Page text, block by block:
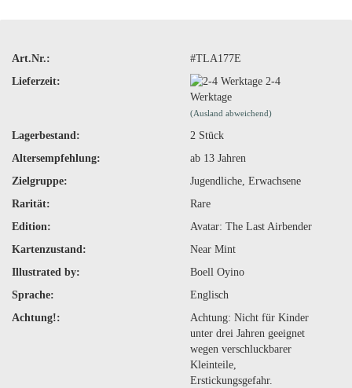
Art.Nr.:
#TLA177E
Lieferzeit:
2-4
Werktage
(Ausland abweichend)
Lagerbestand: 2 Stück
Altersempfehlung:
ab 13 Jahren
Zielgruppe:
Jugendliche, Erwachsene
Rarität:
Rare
Edition:
Avatar: The Last Airbender
Kartenzustand:
Near Mint
Illustrated by:
Boell Oyino
Sprache:
Englisch
Achtung!:
Achtung: Nicht für Kinder
unter drei Jahren geeignet
wegen verschluckbarer
Kleinteile,
Erstickungsgefahr.